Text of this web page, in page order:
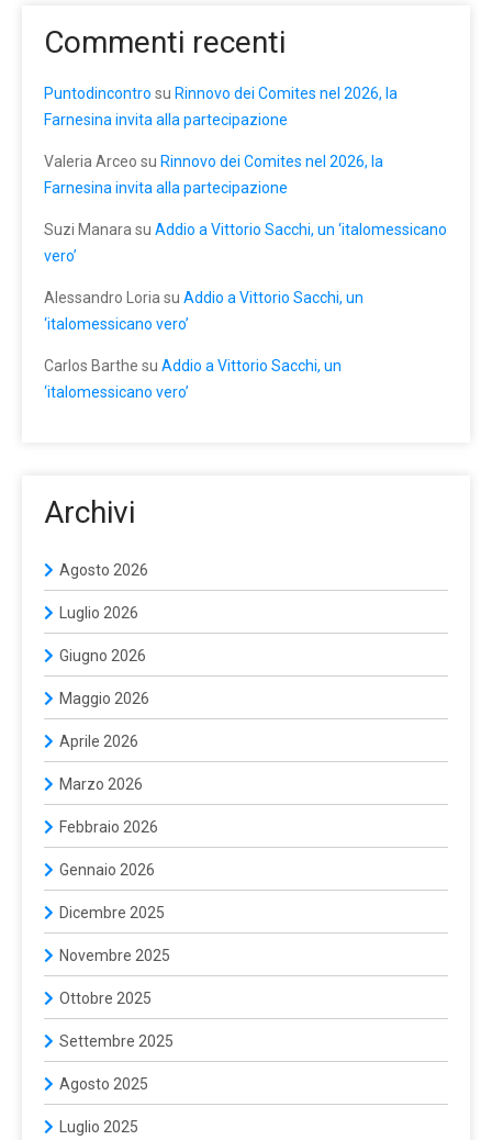
Commenti recenti
Puntodincontro su Rinnovo dei Comites nel 2026, la
Farnesina invita alla partecipazione
Valeria Arceo su Rinnovo dei Comites nel 2026, la
Farnesina invita alla partecipazione
Suzi Manara su Addio a Vittorio Sacchi, un ‘italomessicano
vero’
Alessandro Loria su Addio a Vittorio Sacchi, un
‘italomessicano vero’
Carlos Barthe su Addio a Vittorio Sacchi, un
‘italomessicano vero’
Archivi
Agosto 2026
Luglio 2026
Giugno 2026
Maggio 2026
Aprile 2026
Marzo 2026
Febbraio 2026
Gennaio 2026
Dicembre 2025
Novembre 2025
Ottobre 2025
Settembre 2025
Agosto 2025
Luglio 2025